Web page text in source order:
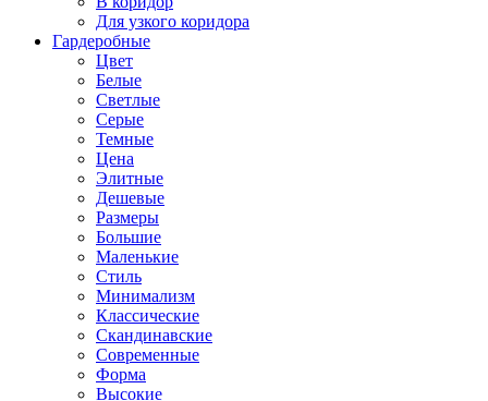
Для узкого коридора
Гардеробные
Цвет
Белые
Светлые
Серые
Темные
Цена
Элитные
Дешевые
Размеры
Большие
Маленькие
Стиль
Минимализм
Классические
Скандинавские
Современные
Форма
Высокие